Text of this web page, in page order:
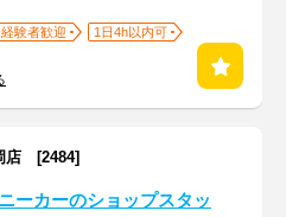
験者歓迎
1日4h以内可
店 [2484]
ニーカーのショップスタッ